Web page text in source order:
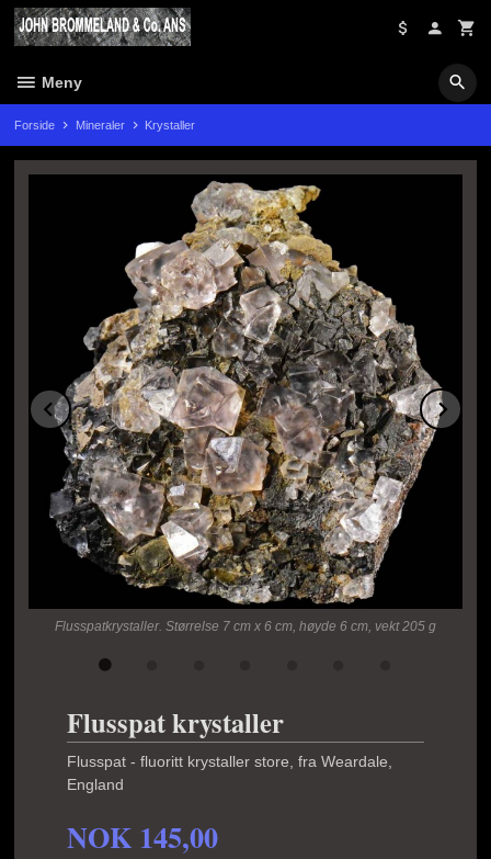
Gå
Meny
Forside Mineraler Krystaller
Flusspatkrystaller. Størrelse 7 cm x 6 cm, høyde 6 cm, vekt 205 g
Prev
Flusspat krystaller
Flusspat - fluoritt krystaller store, fra Weardale,
England
NOK 145,00